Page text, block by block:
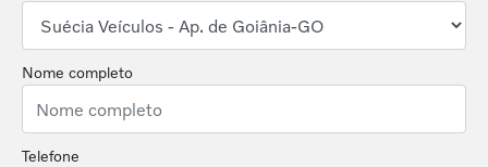
Nome completo
Telefone